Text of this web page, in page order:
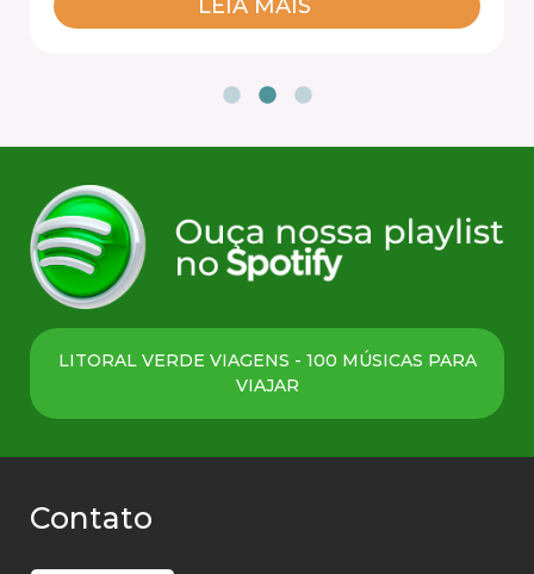
LEIA MAIS
LITORAL VERDE VIAGENS - 100 MÚSICAS PARA
VIAJAR
Contato